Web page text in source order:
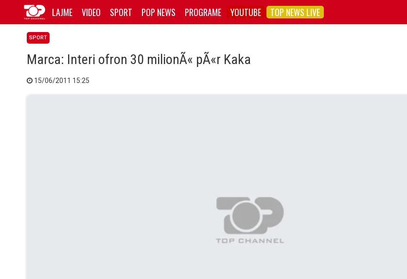
LAJME VIDEO SPORT POP NEWS PROGRAME YOUTUBE TOP NEWS LIVE
SPORT
Marca: Interi ofron 30 milionÃ« pÃ«r Kaka
15/06/2011 15:25